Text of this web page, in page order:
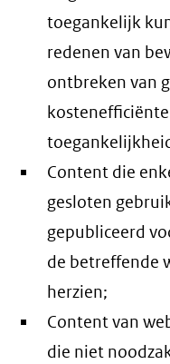
toegankelijk
redenen van
ontbreken van
Content die
gesloten
gepubliceerd
de betreffende
herzien;
Content van
die niet